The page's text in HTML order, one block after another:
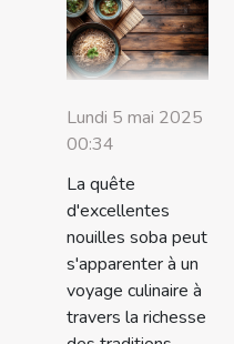
Lundi 5 mai 2025
00:34
La quête
d'excellentes
nouilles soba peut
s'apparenter à un
voyage culinaire à
travers la richesse